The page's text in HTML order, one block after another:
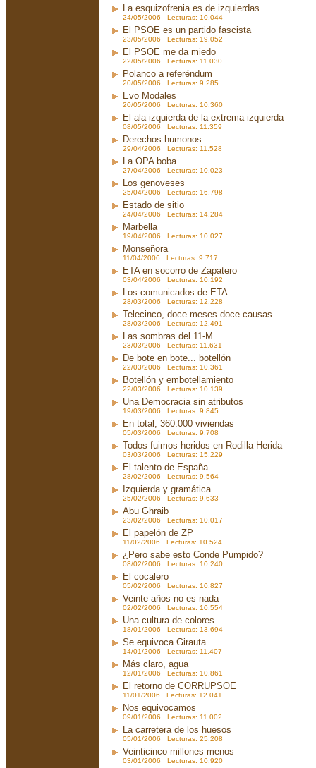
La esquizofrenia es de izquierdas
24/05/2006 Lecturas: 10.044
El PSOE es un partido fascista
23/05/2006 Lecturas: 19.052
El PSOE me da miedo
22/05/2006 Lecturas: 11.030
Polanco a referéndum
20/05/2006 Lecturas: 9.285
Evo Modales
20/05/2006 Lecturas: 10.360
El ala izquierda de la extrema izquierda
08/05/2006 Lecturas: 11.359
Derechos humonos
29/04/2006 Lecturas: 11.528
La OPA boba
27/04/2006 Lecturas: 10.023
Los genoveses
25/04/2006 Lecturas: 16.798
Estado de sitio
24/04/2006 Lecturas: 14.284
Marbella
19/04/2006 Lecturas: 10.027
Monseñora
11/04/2006 Lecturas: 9.717
ETA en socorro de Zapatero
03/04/2006 Lecturas: 10.192
Los comunicados de ETA
28/03/2006 Lecturas: 12.228
Telecinco, doce meses doce causas
28/03/2006 Lecturas: 12.491
Las sombras del 11-M
23/03/2006 Lecturas: 11.631
De bote en bote... botellón
22/03/2006 Lecturas: 10.361
Botellón y embotellamiento
22/03/2006 Lecturas: 10.139
Una Democracia sin atributos
19/03/2006 Lecturas: 9.845
En total, 360.000 viviendas
05/03/2006 Lecturas: 9.708
Todos fuimos heridos en Rodilla Herida
03/03/2006 Lecturas: 15.229
El talento de España
28/02/2006 Lecturas: 9.564
Izquierda y gramática
25/02/2006 Lecturas: 9.633
Abu Ghraib
23/02/2006 Lecturas: 10.017
El papelón de ZP
11/02/2006 Lecturas: 10.524
¿Pero sabe esto Conde Pumpido?
08/02/2006 Lecturas: 10.240
El cocalero
05/02/2006 Lecturas: 10.827
Veinte años no es nada
02/02/2006 Lecturas: 10.554
Una cultura de colores
18/01/2006 Lecturas: 13.694
Se equivoca Girauta
14/01/2006 Lecturas: 11.407
Más claro, agua
12/01/2006 Lecturas: 10.861
El retorno de CORRUPSOE
11/01/2006 Lecturas: 12.041
Nos equivocamos
09/01/2006 Lecturas: 11.002
La carretera de los huesos
05/01/2006 Lecturas: 25.208
Veinticinco millones menos
03/01/2006 Lecturas: 10.920